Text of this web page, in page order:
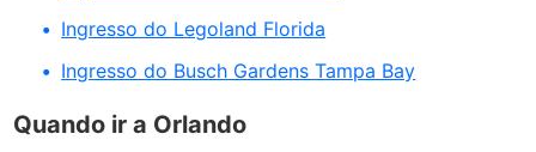
Ingresso do Legoland Florida
Ingresso do Busch Gardens Tampa Bay
Quando ir a Orlando